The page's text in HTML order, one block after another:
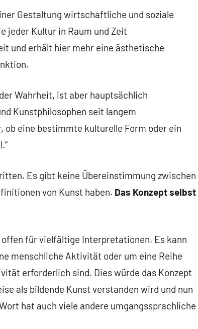
Gestaltung wirtschaftliche und soziale
jeder Kultur in Raum und Zeit
und erhält hier mehr eine ästhetische
Wahrheit, ist aber hauptsächlich
Kunstphilosophen seit langem
eine bestimmte kulturelle Form oder ein
Es gibt keine Übereinstimmung zwischen
von Kunst haben. Das Konzept selbst
für vielfältige Interpretationen. Es kann
menschliche Aktivität oder um eine Reihe
erforderlich sind. Dies würde das Konzept
als bildende Kunst verstanden wird und nun
hat auch viele andere umgangssprachliche